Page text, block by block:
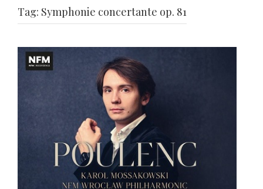
Tag: Symphonie concertante op. 81